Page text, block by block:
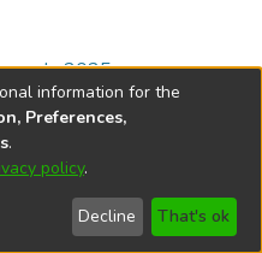
de 2025
de Córdoba
information for the
Preferences,
.
policy.
Decline That's ok